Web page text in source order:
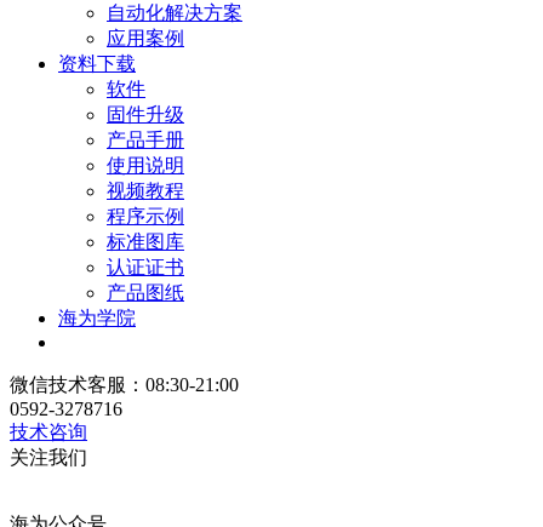
自动化解决方案
应用案例
资料下载
软件
固件升级
产品手册
使用说明
视频教程
程序示例
标准图库
认证证书
产品图纸
海为学院
微信技术客服：08:30-21:00
0592-3278716
技术咨询
关注我们